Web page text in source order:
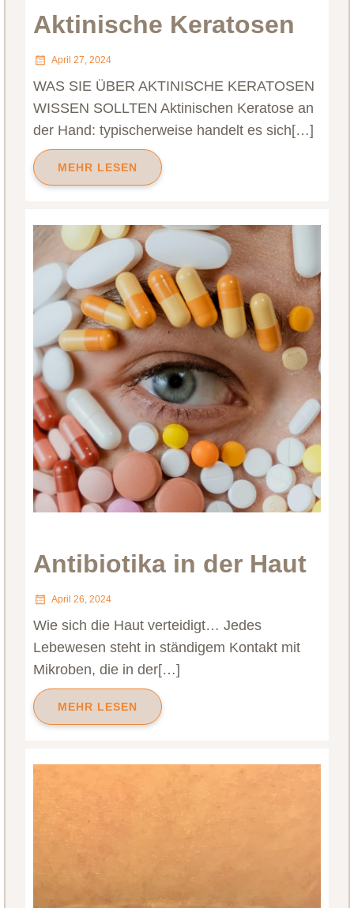
Aktinische Keratosen
April 27, 2024
WAS SIE ÜBER AKTINISCHE KERATOSEN
WISSEN SOLLTEN Aktinischen Keratose an
der Hand: typischerweise handelt es sich[…]
MEHR LESEN
Antibiotika in der Haut
April 26, 2024
Wie sich die Haut verteidigt… Jedes
Lebewesen steht in ständigem Kontakt mit
Mikroben, die in der[…]
MEHR LESEN